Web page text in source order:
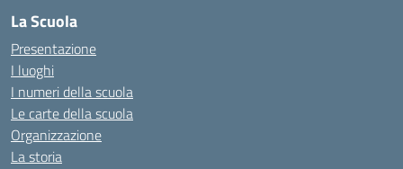
La Scuola
Presentazione
I luoghi
I numeri della scuola
Le carte della scuola
Organizzazione
La storia